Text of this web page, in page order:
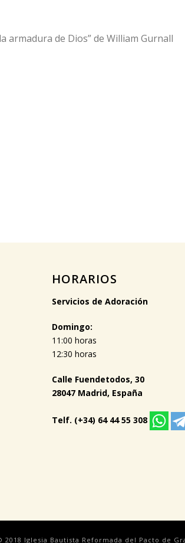
armadura de Dios” de William Gurnall
HORARIOS
Servicios de Adoración
Domingo:
11:00 horas
12:30 horas
Calle Fuendetodos, 30
28047 Madrid, España
Telf. (+34) 64 44 55 308
Iglesia Bautista Reformada del Pacto de